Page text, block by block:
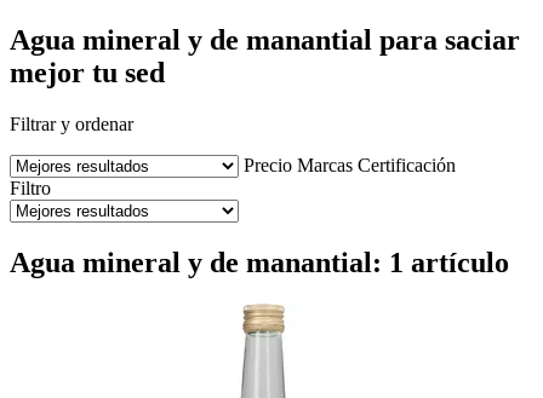
Agua mineral y de manantial para saciar
mejor tu sed
Filtrar y ordenar
Precio Marcas Certificación
Filtro
Agua mineral y de manantial: 1 artículo